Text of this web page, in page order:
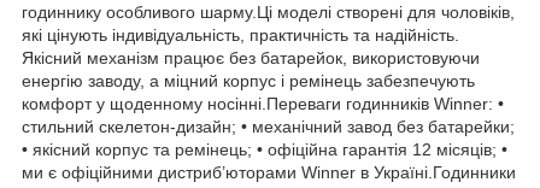
годиннику особливого шарму.Ці моделі створені для чоловіків,
які цінують індивідуальність, практичність та надійність.
Якісний механізм працює без батарейок, використовуючи
енергію заводу, а міцний корпус і ремінець забезпечують
комфорт у щоденному носінні.Переваги годинників Winner: •
стильний скелетон-дизайн; • механічний завод без батарейки;
• якісний корпус та ремінець; • офіційна гарантія 12 місяців; •
ми є офіційними дистриб’юторами Winner в Україні.Годинники